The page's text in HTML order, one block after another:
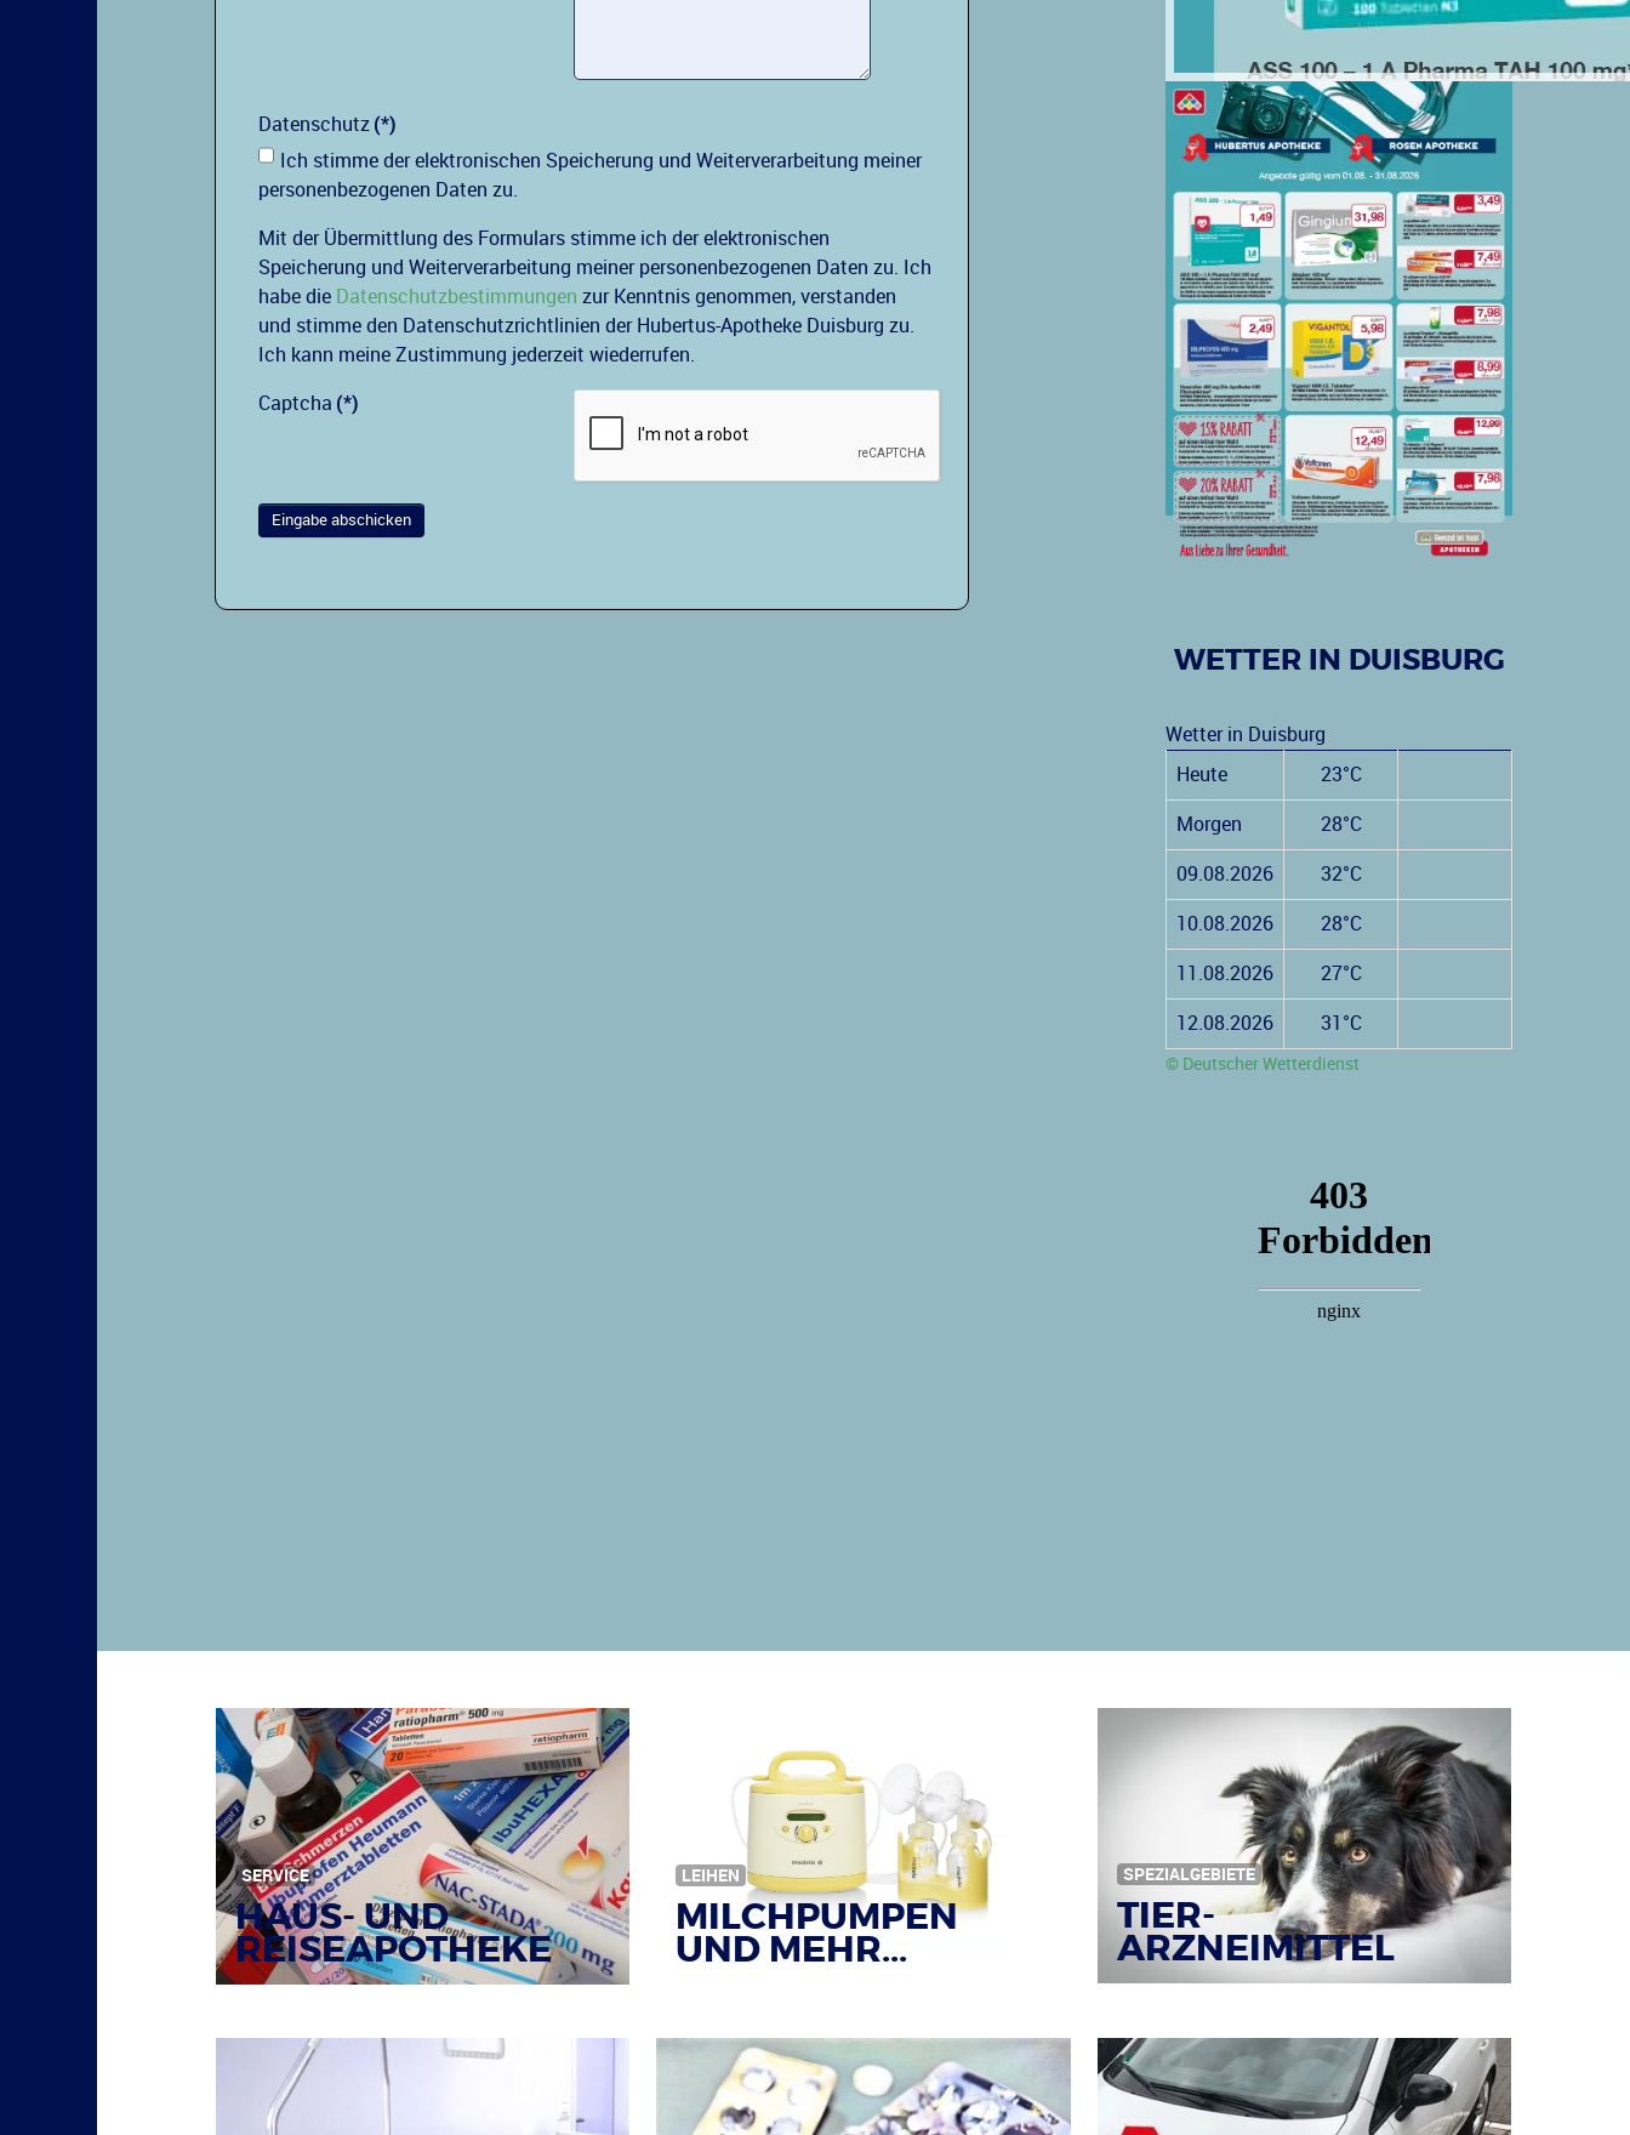
Datenschutz (*)
Ich stimme der elektronischen Speicherung und Weiterverarbeitung meiner
personenbezogenen Daten zu.
Mit der Übermittlung des Formulars stimme ich der elektronischen
Speicherung und Weiterverarbeitung meiner personenbezogenen Daten zu. Ich
habe die Datenschutzbestimmungen zur Kenntnis genommen, verstanden
und stimme den Datenschutzrichtlinien der Hubertus-Apotheke Duisburg zu.
Ich kann meine Zustimmung jederzeit wiederrufen.
Captcha (*)
Eingabe abschicken
WETTER IN DUISBURG
Wetter in Duisburg
Heute
23°C
Morgen 28°C
09.08.2026 32°C
10.08.2026 28°C
11.08.2026 27°C
12.08.2026 31°C
© Deutscher Wetterdienst
SERVICE
HAUS- UND
REISEAPOTHEKE
Bildquelle: © Tim Reckmann / pixelio.de
LEIHEN
MILCHPUMPEN
UND MEHR...
SPEZIALGEBIETE
TIER-
ARZNEIMITTEL